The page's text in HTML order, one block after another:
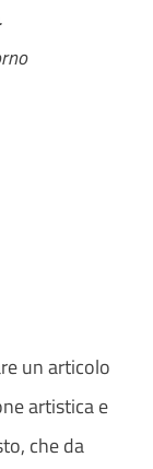
un articolo
artistica e
che da